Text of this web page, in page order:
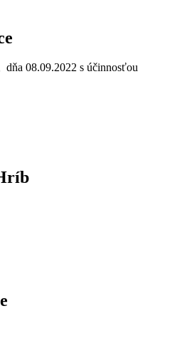
08.09.2022 s účinnosťou